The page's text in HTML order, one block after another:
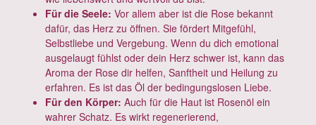
Für die Seele: Vor allem aber ist die Rose bekannt
dafür, das Herz zu öffnen. Sie fördert Mitgefühl,
Selbstliebe und Vergebung. Wenn du dich emotional
ausgelaugt fühlst oder dein Herz schwer ist, kann das
Aroma der Rose dir helfen, Sanftheit und Heilung zu
erfahren. Es ist das Öl der bedingungslosen Liebe.
Für den Körper: Auch für die Haut ist Rosenöl ein
wahrer Schatz. Es wirkt regenerierend,